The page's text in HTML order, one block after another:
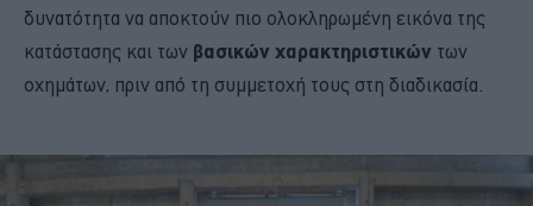
δυνατότητα να αποκτούν πιο ολοκληρωμένη εικόνα της
κατάστασης και των βασικών χαρακτηριστικών των
οχημάτων, πριν από τη συμμετοχή τους στη διαδικασία.